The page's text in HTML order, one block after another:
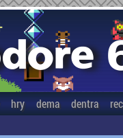
hry dema dentra